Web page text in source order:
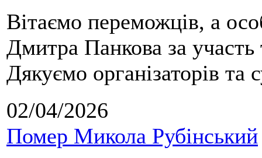
Вітаємо переможців, а
Дмитра Панкова за
Дякуємо організаторів та
02/04/2026
Помер Микола Рубінський